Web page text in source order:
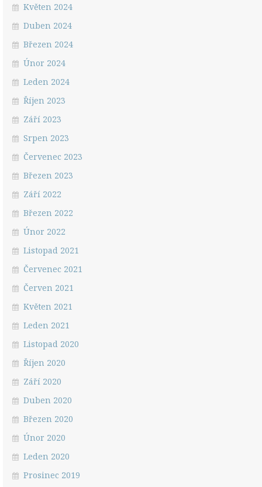
Květen 2024
Duben 2024
Březen 2024
Únor 2024
Leden 2024
Říjen 2023
Září 2023
Srpen 2023
Červenec 2023
Březen 2023
Září 2022
Březen 2022
Únor 2022
Listopad 2021
Červenec 2021
Červen 2021
Květen 2021
Leden 2021
Listopad 2020
Říjen 2020
Září 2020
Duben 2020
Březen 2020
Únor 2020
Leden 2020
Prosinec 2019